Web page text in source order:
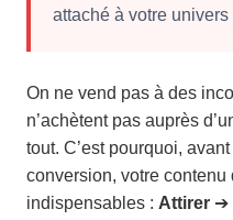
attaché à votre univers
On ne vend pas à des
n’achètent pas auprès
tout. C’est pourquoi,
conversion, votre
indispensables : Attirer ➔